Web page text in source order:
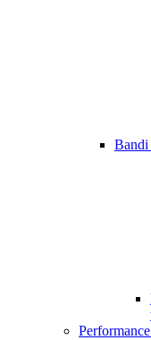
Bandi
Performance